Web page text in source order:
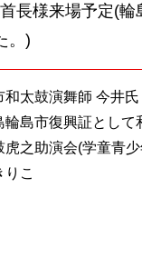
長様来場予定(
。)
和太鼓演舞師 今井氏
輪島市復興証として
虎之助演会(学童青
こ